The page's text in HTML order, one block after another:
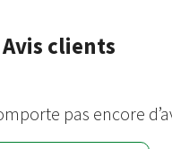
Avis clients
pas encore